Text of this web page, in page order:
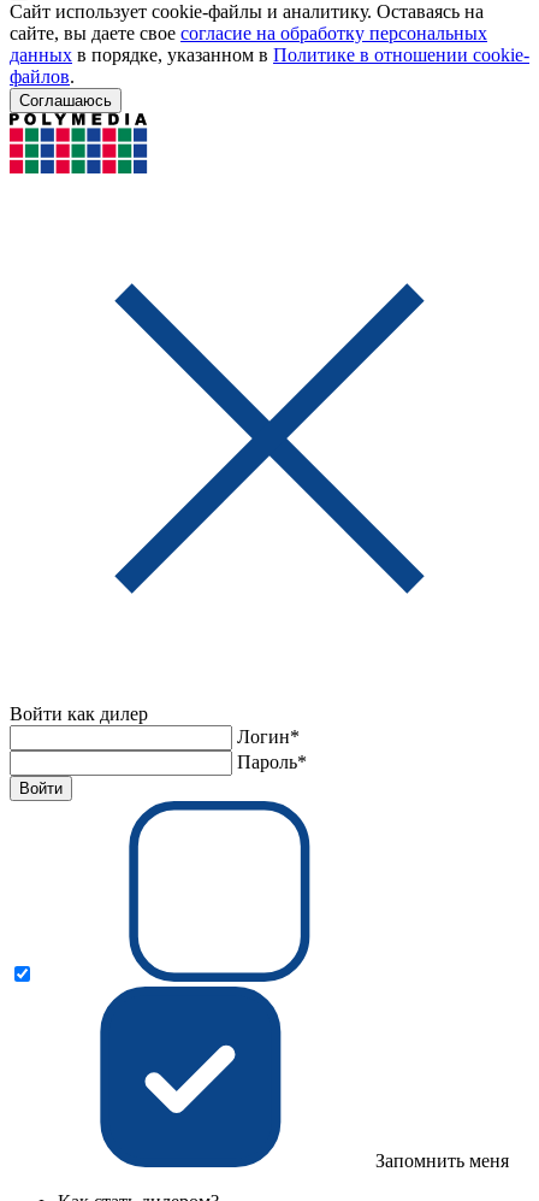
Сайт использует cookie-файлы и аналитику. Оставаясь на
сайте, вы даете свое согласие на обработку персональных
данных в порядке, указанном в Политике в отношении cookie-
файлов.
Соглашаюсь
Войти как дилер
Логин*
Пароль*
Войти
Запомнить меня